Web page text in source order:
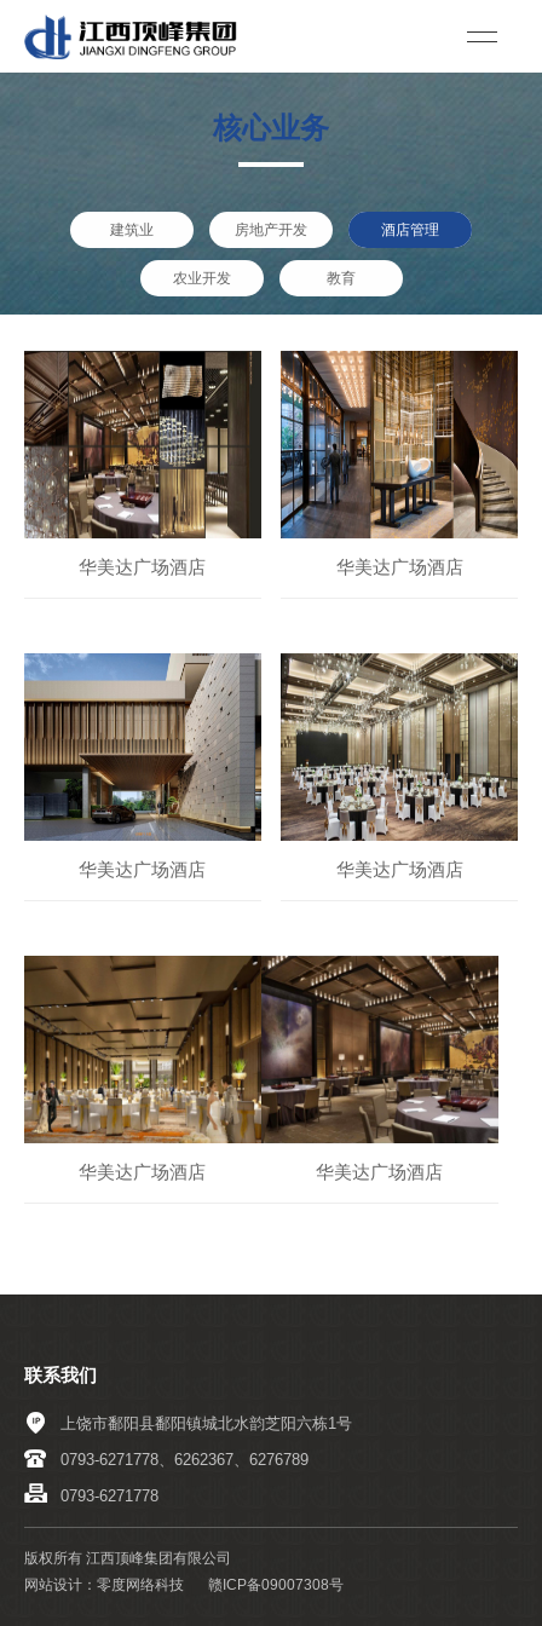
核心业务
建筑业 房地产开发 酒店管理
农业开发 教育
华美达广场酒店 华美达广场酒店
华美达广场酒店 华美达广场酒店
华美达广场酒店 华美达广场酒店
联系我们
上饶市鄱阳县鄱阳镇城北水韵芝阳六栋1号
0793-6271778、6262367、6276789
0793-6271778
版权所有 江西顶峰集团有限公司
网站设计：零度网络科技
赣ICP备09007308号